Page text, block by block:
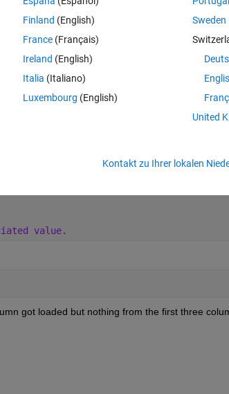
the longitude. I want to extract only the number
in my corresponding array's value and so on.
example, if the cell is "Jun-Sep 1990", I want
value.
got loaded but nothing from the first three
Finland (English)
France (Français)
Ireland (English)
Italia (Italiano)
Luxembourg (English)
Sweden
United
Kontakt zu Ihrer lokalen